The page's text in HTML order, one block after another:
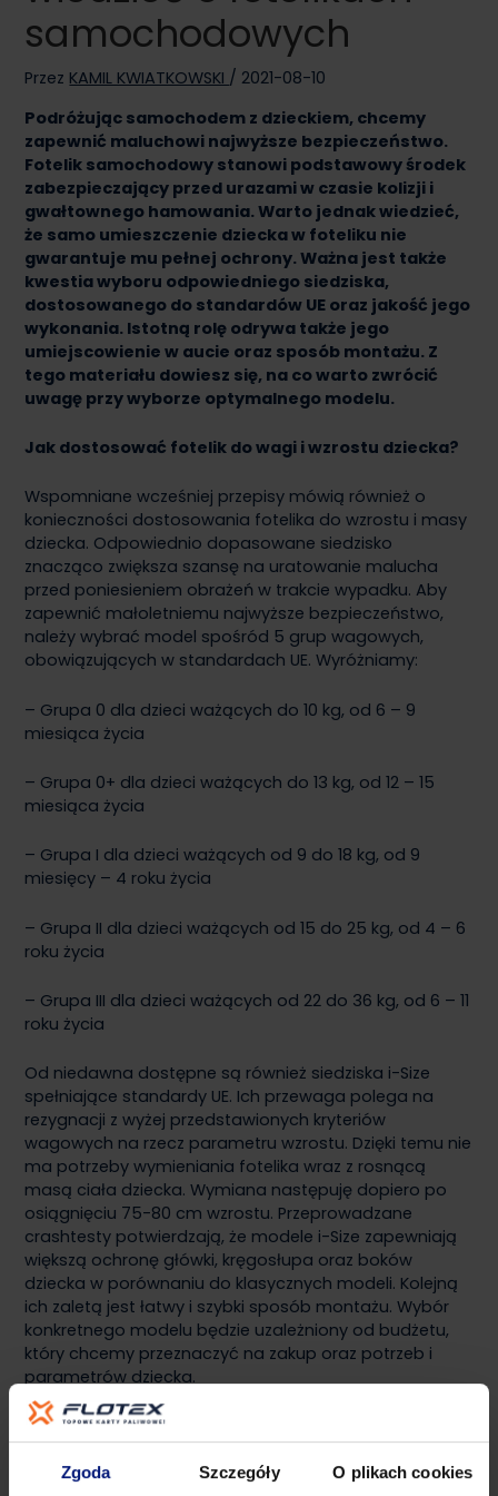
Zgoda Szczegóły O plikach cookies
samochodowych
Przez KAMIL KWIATKOWSKI / 2021-08-10
Podróżując samochodem z dzieckiem, chcemy
zapewnić maluchowi najwyższe bezpieczeństwo.
Fotelik samochodowy stanowi podstawowy środek
zabezpieczający przed urazami w czasie kolizji i
gwałtownego hamowania. Warto jednak wiedzieć,
że samo umieszczenie dziecka w foteliku nie
gwarantuje mu pełnej ochrony. Ważna jest także
kwestia wyboru odpowiedniego siedziska,
dostosowanego do standardów UE oraz jakość jego
wykonania. Istotną rolę odrywa także jego
umiejscowienie w aucie oraz sposób montażu. Z
tego materiału dowiesz się, na co warto zwrócić
uwagę przy wyborze optymalnego modelu.
Jak dostosować fotelik do wagi i wzrostu dziecka?
Wspomniane wcześniej przepisy mówią również o
konieczności dostosowania fotelika do wzrostu i masy
dziecka. Odpowiednio dopasowane siedzisko
znacząco zwiększa szansę na uratowanie malucha
przed poniesieniem obrażeń w trakcie wypadku. Aby
zapewnić małoletniemu najwyższe bezpieczeństwo,
należy wybrać model spośród 5 grup wagowych,
obowiązujących w standardach UE. Wyróżniamy:
– Grupa 0 dla dzieci ważących do 10 kg, od 6 – 9
miesiąca życia
– Grupa 0+ dla dzieci ważących do 13 kg, od 12 – 15
miesiąca życia
– Grupa I dla dzieci ważących od 9 do 18 kg, od 9
miesięcy – 4 roku życia
– Grupa II dla dzieci ważących od 15 do 25 kg, od 4 – 6
roku życia
– Grupa III dla dzieci ważących od 22 do 36 kg, od 6 – 11
roku życia
Od niedawna dostępne są również siedziska i-Size
spełniające standardy UE. Ich przewaga polega na
rezygnacji z wyżej przedstawionych kryteriów
wagowych na rzecz parametru wzrostu. Dzięki temu nie
ma potrzeby wymieniania fotelika wraz z rosnącą
masą ciała dziecka. Wymiana następuję dopiero po
osiągnięciu 75-80 cm wzrostu. Przeprowadzane
crashtesty potwierdzają, że modele i-Size zapewniają
większą ochronę główki, kręgosłupa oraz boków
dziecka w porównaniu do klasycznych modeli. Kolejną
ich zaletą jest łatwy i szybki sposób montażu. Wybór
konkretnego modelu będzie uzależniony od budżetu,
który chcemy przeznaczyć na zakup oraz potrzeb i
parametrów dziecka.
Jaki sposób montażu fotelika jest najlepszy?
Jeśli podróżujesz z niemowlakiem, najbezpieczniejszym